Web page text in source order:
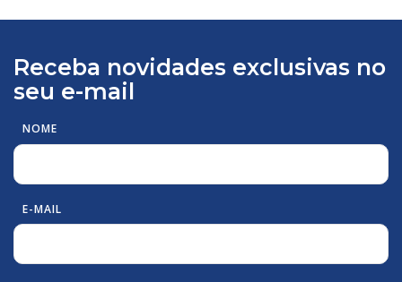
Receba novidades exclusivas no
seu e-mail
NOME
E-MAIL